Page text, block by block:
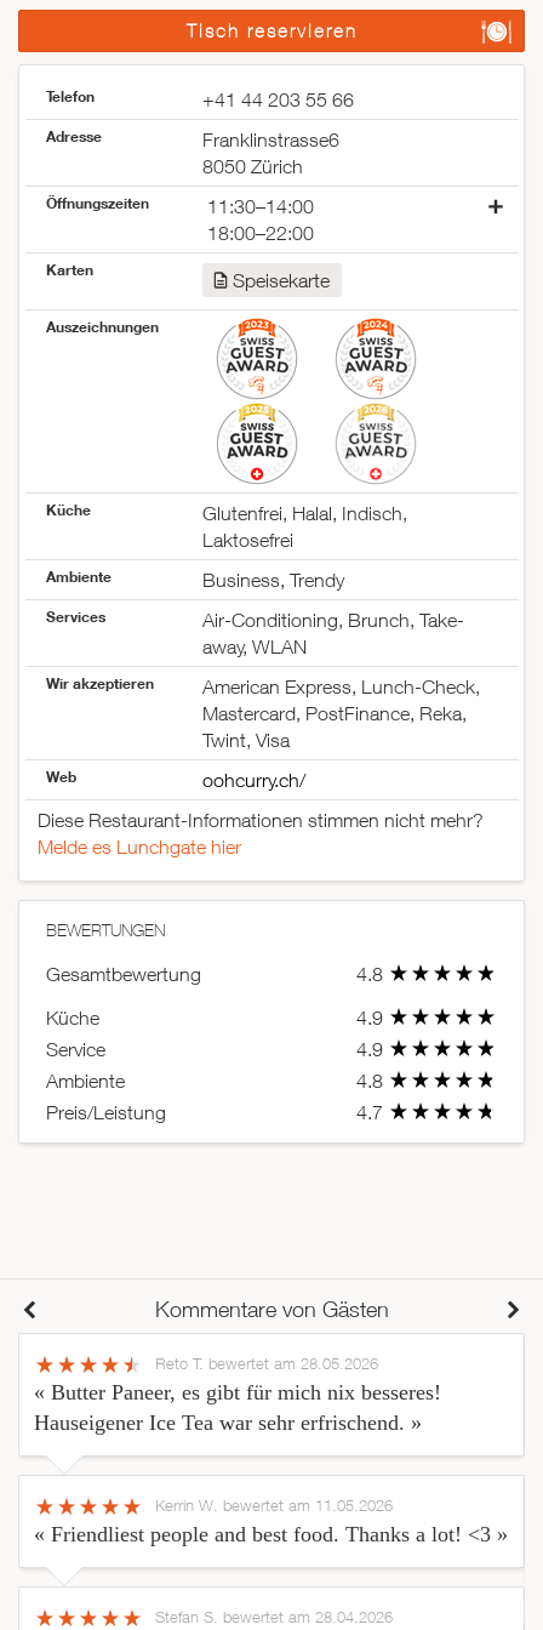
Tisch reservieren
Telefon +41 44 203 55 66
Adresse
Franklinstrasse6
8050 Zürich
Öffnungszeiten
11:30–14:00
18:00–22:00
Montag
Samstag
geschlossen
11:30–14:00
18:00–22:00
11:30–14:00
18:00–22:00
11:30–14:00
18:00–22:00
11:30–14:00
18:00–22:00
11:30–14:00
18:00–22:00
17:30–21:00
Karten Speisekarte
Auszeichnungen
Küche
Glutenfrei, Halal, Indisch,
Laktosefrei
Ambiente Business, Trendy
Services
Air-Conditioning, Brunch, Take-
away, WLAN
Wir akzeptieren
American Express, Lunch-Check,
Mastercard, PostFinance, Reka,
Twint, Visa
Web
oohcurry.ch/
Diese Restaurant-Informationen stimmen nicht mehr?
Melde es Lunchgate hier
BEWERTUNGEN
Gesamtbewertung
4.8
Küche
4.9
Service
4.9
Ambiente
4.8
Preis/Leistung
4.7
Kommentare von Gästen
Reto T. bewertet am 28.05.2026
« Butter Paneer, es gibt für mich nix besseres!
Hauseigener Ice Tea war sehr erfrischend. »
Kerrin W. bewertet am 11.05.2026
« Friendliest people and best food. Thanks a lot! <3 »
Stefan S. bewertet am 28.04.2026